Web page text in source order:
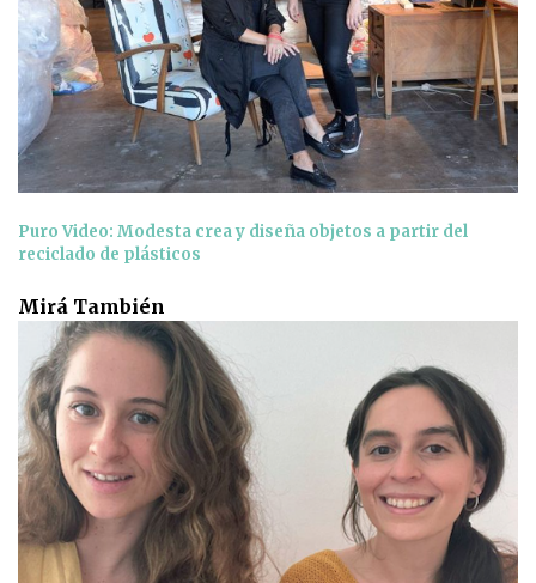
Puro Video: Modesta crea y diseña objetos a partir del
reciclado de plásticos
Mirá También